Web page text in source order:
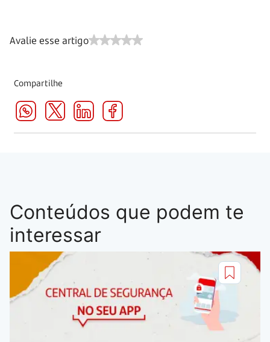
Avalie esse artigo
Compartilhe
Conteúdos que podem te
interessar